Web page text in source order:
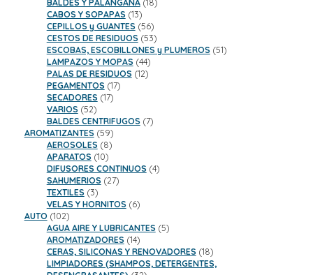
BALDES Y PALANGANA 18
CABOS Y SOPAPAS 1313
productos
CEPILLOS y GUANTES 5656
productos
CESTOS DE RESIDUOS 5353
productos
ESCOBAS, ESCOBILLONES y PLUMEROS 5151
LAMPAZOS Y MOPAS 4444
productos
PALAS DE RESIDUOS 1212
PEGAMENTOS 1717
SECADORES 1717
VARIOS 5252
productos
BALDES CENTRIFUGOS 77
AROMATIZANTES 5959
productos
AEROSOLES 88
productos
APARATOS 1010
productos
DIFUSORES CONTINUOS 44
SAHUMERIOS 2727
TEXTILES 33
productos
VELAS Y HORNITOS 66
AUTO 102102
productos
AGUA AIRE Y LUBRICANTES 55
AROMATIZADORES 1414
productos
CERAS, SILICONAS Y RENOVADORES 1818
productos
LIMPIADORES (SHAMPOS, DETERGENTES,